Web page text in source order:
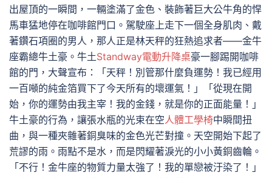
出屋頂的一瞬間，一輛塗滿了金色、裝飾著巨大公牛角的悍
馬車猛地停在咖啡館門口。駕駛座上走下一個全身肌肉、戴
著鑽石項圈的男人，那人正是林天秤的狂熱追求者——金牛
座霸總牛土豪。牛土Standway電動升降桌豪一腳踢開咖啡
館的門，大聲宣布：「天秤！別管那什麼負運勢！我已經用
一百噸的純金箔買下了今天所有的壞運氣！」「從現在開
始，你的運勢由我主宰！我的金錢，就是你的正面能量！」
牛土豪的行為，讓張水瓶的光束在空人體工學椅中瞬間扭
曲，與一種夾雜著銅臭味的金色光芒對撞。天空開始下起了
荒謬的雨。雨點不是水，而是閃耀著淚光的小小黃銅齒輪。
「不行！金牛座的物質力量太強了！我的單戀被汙染了！」